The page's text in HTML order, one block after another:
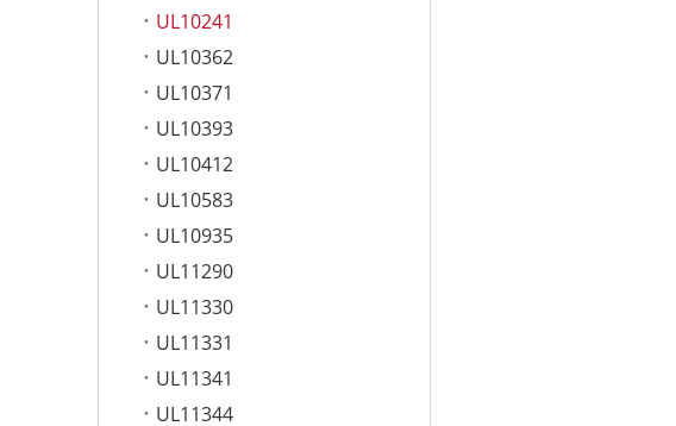
UL10241
UL10362
UL10371
UL10393
UL10412
UL10583
UL10935
UL11290
UL11330
UL11331
UL11341
UL11344